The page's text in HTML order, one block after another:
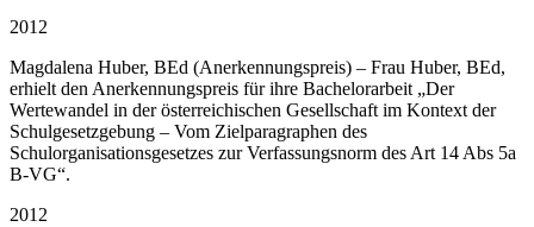
2012
Magdalena Huber, BEd (Anerkennungspreis) – Frau Huber, BEd,
erhielt den Anerkennungspreis für ihre Bachelorarbeit „Der
Wertewandel in der österreichischen Gesellschaft im Kontext der
Schulgesetzgebung – Vom Zielparagraphen des
Schulorganisationsgesetzes zur Verfassungsnorm des Art 14 Abs 5a
B-VG“.
2012